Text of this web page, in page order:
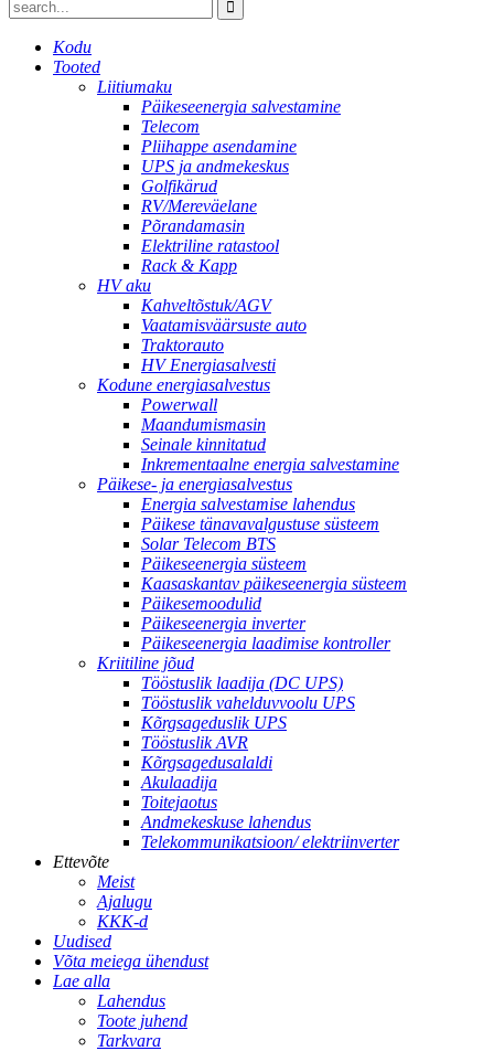
Kodu
Tooted
Liitiumaku
Päikeseenergia salvestamine
Telecom
Pliihappe asendamine
UPS ja andmekeskus
Golfikärud
RV/Mereväelane
Põrandamasin
Elektriline ratastool
Rack & Kapp
HV aku
Kahveltõstuk/AGV
Vaatamisväärsuste auto
Traktorauto
HV Energiasalvesti
Kodune energiasalvestus
Powerwall
Maandumismasin
Seinale kinnitatud
Inkrementaalne energia salvestamine
Päikese- ja energiasalvestus
Energia salvestamise lahendus
Päikese tänavavalgustuse süsteem
Solar Telecom BTS
Päikeseenergia süsteem
Kaasaskantav päikeseenergia süsteem
Päikesemoodulid
Päikeseenergia inverter
Päikeseenergia laadimise kontroller
Kriitiline jõud
Tööstuslik laadija (DC UPS)
Tööstuslik vahelduvvoolu UPS
Kõrgsageduslik UPS
Tööstuslik AVR
Kõrgsagedusalaldi
Akulaadija
Toitejaotus
Andmekeskuse lahendus
Telekommunikatsioon/ elektriinverter
Ettevõte
Meist
Ajalugu
KKK-d
Uudised
Võta meiega ühendust
Lae alla
Lahendus
Toote juhend
Tarkvara